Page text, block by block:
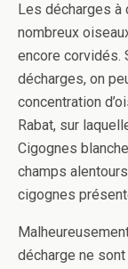
Les décharges à
nombreux
encore corvidés.
décharges, on
concentration
Rabat, sur
Cigognes
champs
cigognes
décharge ne